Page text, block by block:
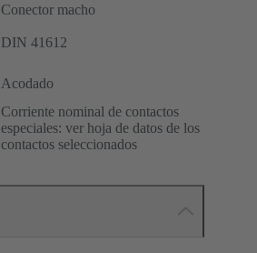
Conector macho
DIN 41612
Acodado
Corriente nominal de contactos
especiales: ver hoja de datos de los
contactos seleccionados